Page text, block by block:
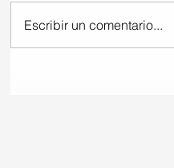
Escribir un comentario...